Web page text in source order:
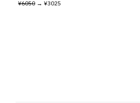
¥6050 → ¥3025